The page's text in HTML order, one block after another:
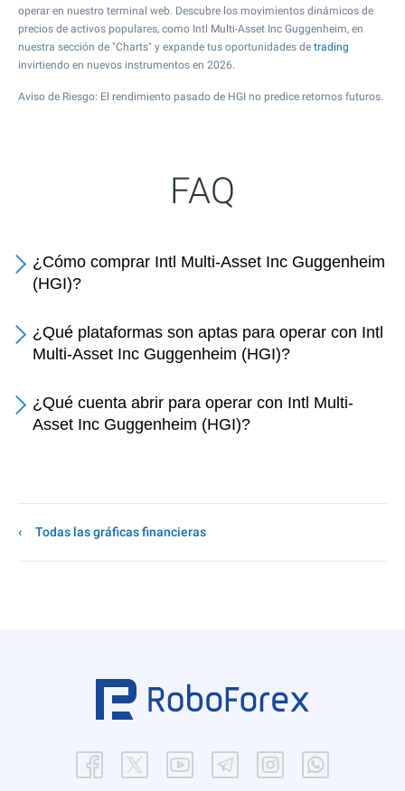
operar en nuestro terminal web. Descubre los movimientos dinámicos de
precios de activos populares, como Intl Multi-Asset Inc Guggenheim, en
nuestra sección de "Charts" y expande tus oportunidades de trading
invirtiendo en nuevos instrumentos en 2026.
Aviso de Riesgo: El rendimiento pasado de HGI no predice retornos futuros.
FAQ
¿Cómo comprar Intl Multi-Asset Inc Guggenheim
(HGI)?
¿Qué plataformas son aptas para operar con Intl
Multi-Asset Inc Guggenheim (HGI)?
¿Qué cuenta abrir para operar con Intl Multi-
Asset Inc Guggenheim (HGI)?
Todas las gráficas financieras